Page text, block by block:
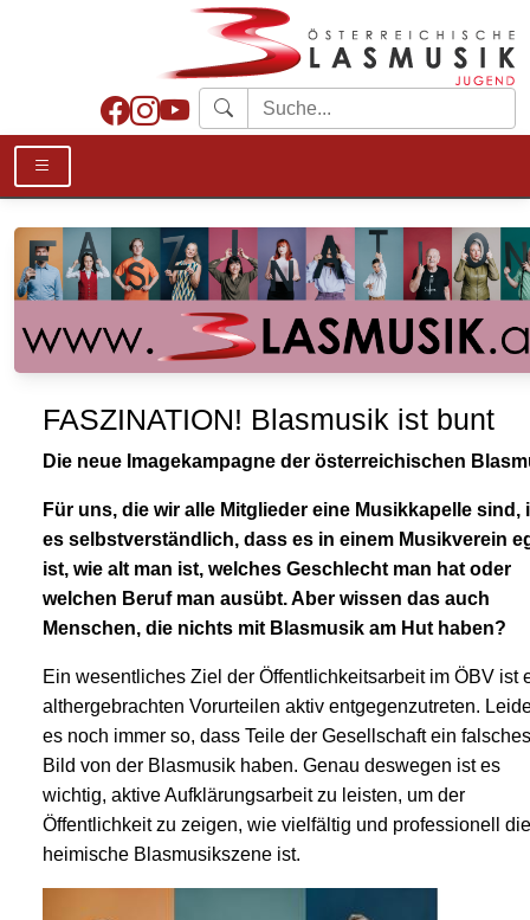
FASZINATION! Blasmusik ist bunt
Die neue Imagekampagne der österreichischen
Für uns, die wir alle Mitglieder eine Musikkapelle sind,
es selbstverständlich, dass es in einem Musikverein
ist, wie alt man ist, welches Geschlecht man hat oder
welchen Beruf man ausübt. Aber wissen das auch
Menschen, die nichts mit Blasmusik am Hut haben?
Ein wesentliches Ziel der Öffentlichkeitsarbeit im ÖBV ist
althergebrachten Vorurteilen aktiv entgegenzutreten.
es noch immer so, dass Teile der Gesellschaft ein falsches
Bild von der Blasmusik haben. Genau deswegen ist es
wichtig, aktive Aufklärungsarbeit zu leisten, um der
Öffentlichkeit zu zeigen, wie vielfältig und professionell die
heimische Blasmusikszene ist.